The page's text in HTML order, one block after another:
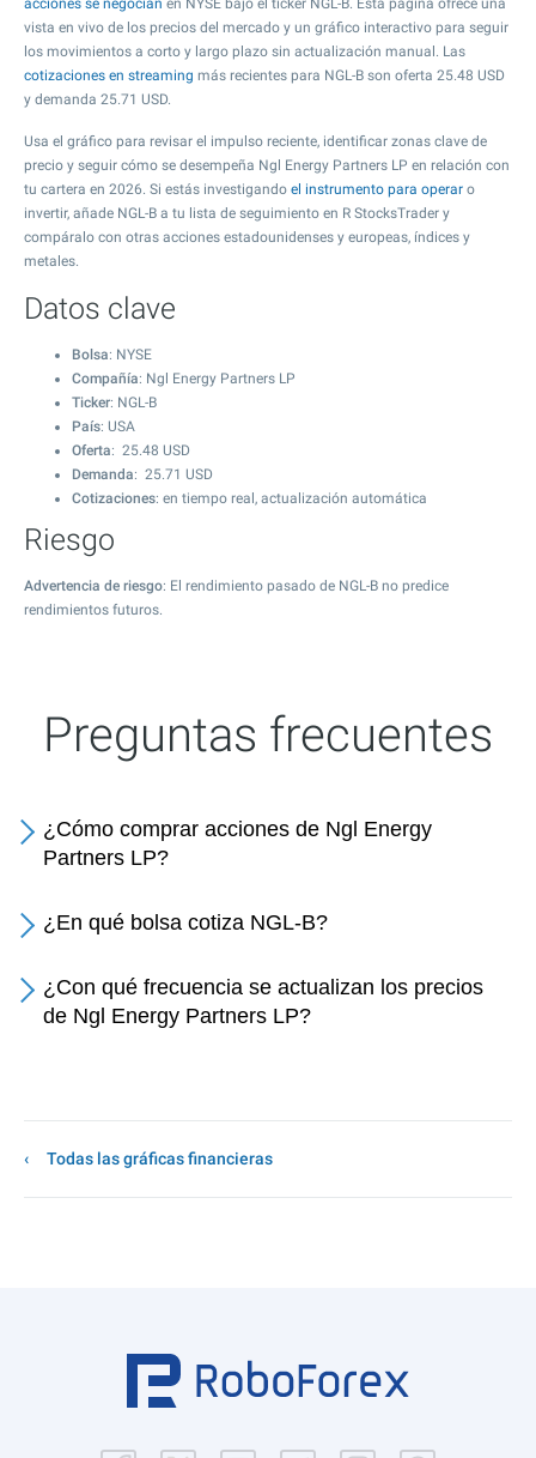
acciones se negocian en NYSE bajo el ticker NGL-B. Esta página ofrece una
vista en vivo de los precios del mercado y un gráfico interactivo para seguir
los movimientos a corto y largo plazo sin actualización manual. Las
cotizaciones en streaming más recientes para NGL-B son oferta 25.48 USD
y demanda 25.71 USD.
Usa el gráfico para revisar el impulso reciente, identificar zonas clave de
precio y seguir cómo se desempeña Ngl Energy Partners LP en relación con
tu cartera en 2026. Si estás investigando el instrumento para operar o
invertir, añade NGL-B a tu lista de seguimiento en R StocksTrader y
compáralo con otras acciones estadounidenses y europeas, índices y
metales.
Datos clave
Bolsa: NYSE
Compañía: Ngl Energy Partners LP
Ticker: NGL-B
País: USA
Oferta: 25.48 USD
Demanda: 25.71 USD
Cotizaciones: en tiempo real, actualización automática
Riesgo
Advertencia de riesgo: El rendimiento pasado de NGL-B no predice
rendimientos futuros.
Preguntas frecuentes
¿Cómo comprar acciones de Ngl Energy
Partners LP?
¿En qué bolsa cotiza NGL-B?
¿Con qué frecuencia se actualizan los precios
de Ngl Energy Partners LP?
Todas las gráficas financieras